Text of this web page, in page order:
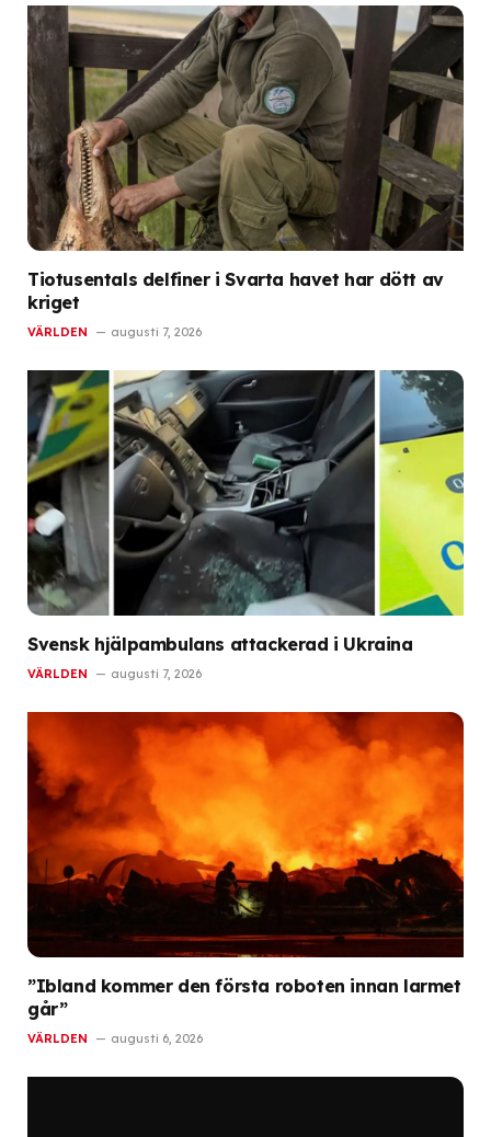
Tiotusentals delfiner i Svarta havet har dött av
kriget
VÄRLDEN augusti 7, 2026
Svensk hjälpambulans attackerad i Ukraina
VÄRLDEN augusti 7, 2026
”Ibland kommer den första roboten innan larmet
går”
VÄRLDEN augusti 6, 2026